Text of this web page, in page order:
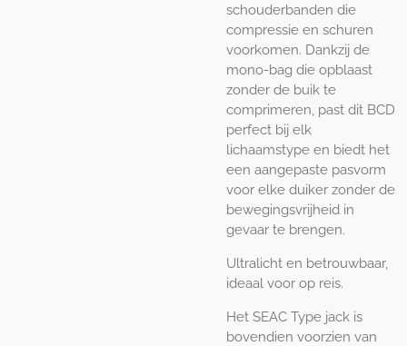
schouderbanden die
compressie en schuren
voorkomen. Dankzij de
mono-bag die opblaast
zonder de buik te
comprimeren, past dit BCD
perfect bij elk
lichaamstype en biedt het
een aangepaste pasvorm
voor elke duiker zonder de
bewegingsvrijheid in
gevaar te brengen.
Ultralicht en betrouwbaar,
ideaal voor op reis.
Het SEAC Type jack is
bovendien voorzien van